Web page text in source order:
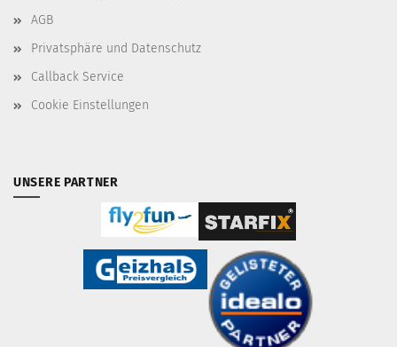
AGB
Privatsphäre und Datenschutz
Callback Service
Cookie Einstellungen
UNSERE PARTNER